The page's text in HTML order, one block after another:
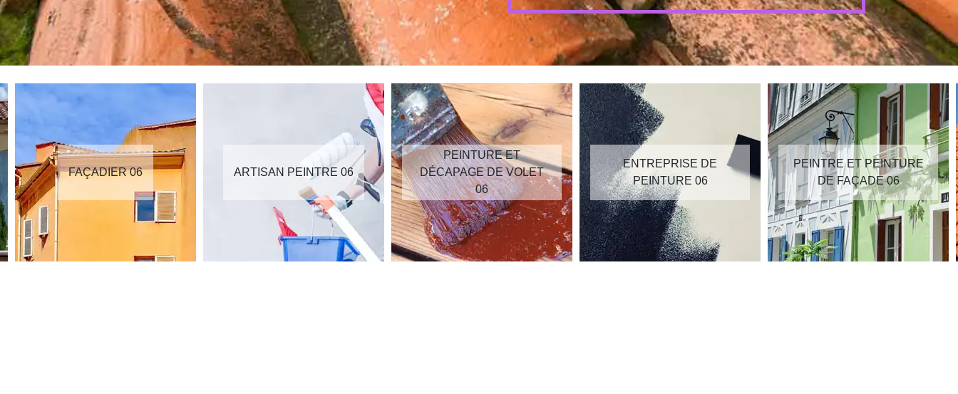
FAÇADIER 06 ARTISAN PEINTRE 06
PEINTURE ET
DÉCAPAGE DE VOLET
06
ENTREPRISE DE
PEINTURE 06
PEINTRE ET PEINTURE
DE FAÇADE 06